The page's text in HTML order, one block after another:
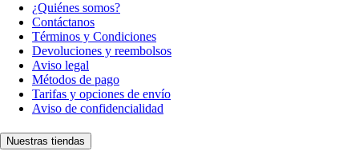
¿Quiénes somos?
Contáctanos
Términos y Condiciones
Devoluciones y reembolsos
Aviso legal
Métodos de pago
Tarifas y opciones de envío
Aviso de confidencialidad
Nuestras tiendas